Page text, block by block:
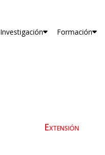
Investigación Formación
Extensión